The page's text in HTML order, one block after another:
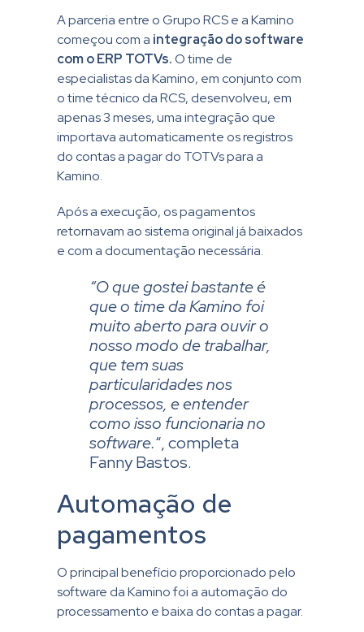
A parceria entre o Grupo RCS e a Kamino
começou com a integração do software
com o ERP TOTVs.O time de
especialistas da Kamino, em conjunto com
o time técnico da RCS, desenvolveu, em
apenas 3 meses, uma integração que
importava automaticamente os registros
do contas a pagar do TOTVs para a
Kamino.
Após a execução, os pagamentos
retornavam ao sistema original já baixados
e com a documentação necessária.
“O que gostei bastante é
que o time da Kamino foi
muito aberto para ouvir o
nosso modo de trabalhar,
que tem suas
particularidades nos
processos, e entender
como isso funcionaria no
software.“, completa
Fanny Bastos.
Automação de
pagamentos​​
O principal benefício proporcionado pelo
software da Kamino foi a automação do
processamento e baixa do contas a pagar.